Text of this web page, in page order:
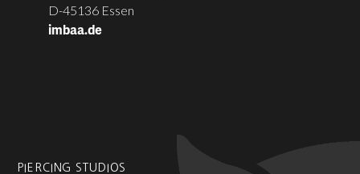
D-45136 Essen
imbaa.de
PIERCING STUDIOS